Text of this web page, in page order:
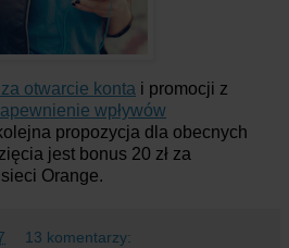
za otwarcie konta i promocji z
wpływów
propozycja dla obecnych
jest bonus 20 zł za
Orange.
13 komentarzy: